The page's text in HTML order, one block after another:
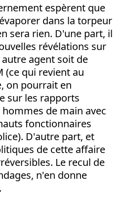
espèrent que
dans la torpeur
sera rien. D'une part, il
révélations sur
agent soit de
(ce qui revient au
on pourrait en
sur les rapports
de main avec
fonctionnaires
D'autre part, et
de cette affaire
Le recul de
n'en donne